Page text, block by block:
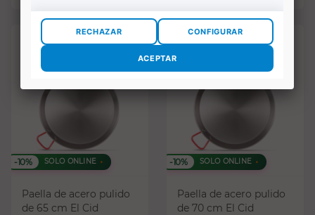
-10% SOLO ONLINE
Paella de acero pulido
de 65 cm El Cid
-10% SOLO ONLINE
Paella de acero pulido
de 70 cm El Cid